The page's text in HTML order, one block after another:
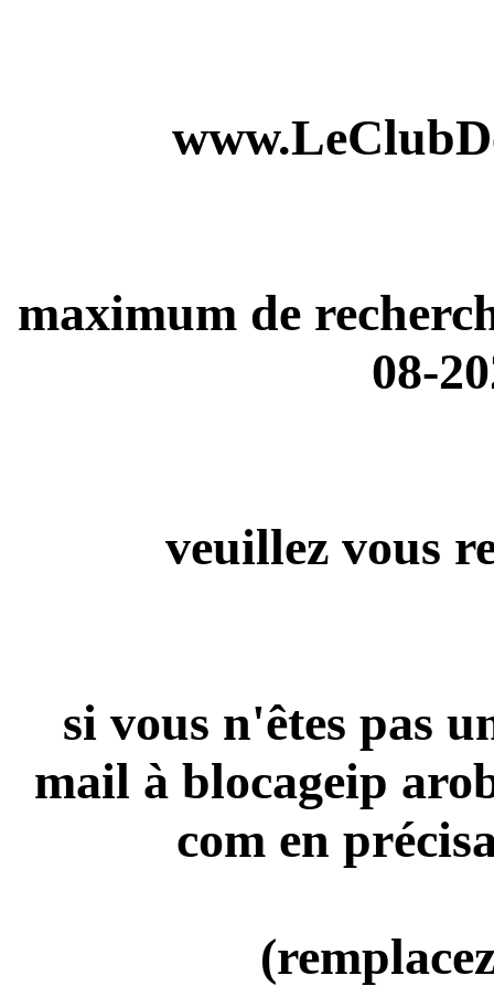
maximum de
08-
veuillez vous
si vous n'êtes pas
mail à blocageip
com en